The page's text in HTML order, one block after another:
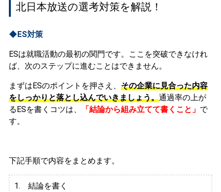
北日本放送の選考対策を解説！
◆ES対策
ESは就職活動の最初の関門です。ここを突破できなけれ
ば、次のステップに進むことはできません。
まずはESのポイントを押さえ、 その企業に見合った内容
をしっかりと落とし込んでいきましょう。通過率の上が
るESを書くコツは、
「結論から組み立てて書くこと」 で
す。
下記手順で内容をまとめます。
1. 結論を書く